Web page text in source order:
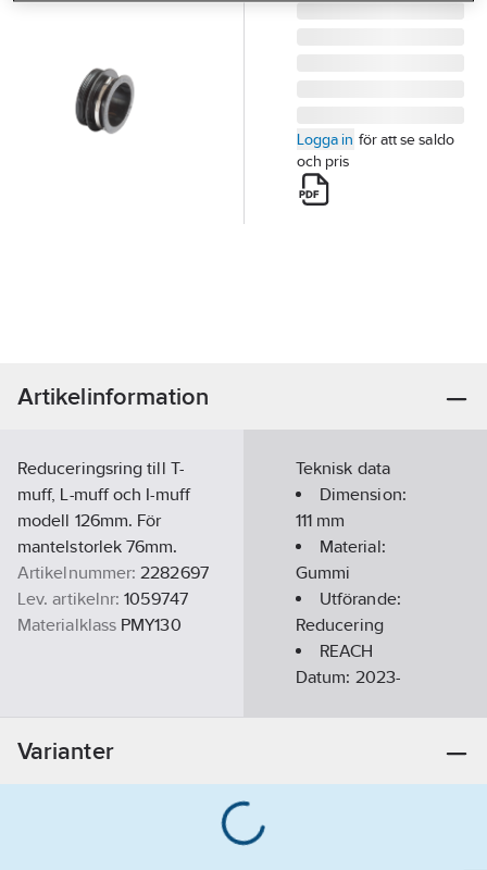
Logga in för att se saldo
och pris
Artikelinformation
Reduceringsring till T-
muff, L-muff och I-muff
modell 126mm. För
mantelstorlek 76mm.
Artikelnummer: 2282697
Lev. artikelnr: 1059747
Materialklass PMY130
Teknisk data
Dimension:
111 mm
Material:
Gummi
Utförande:
Reducering
REACH
Datum: 2023-
Nej
Varianter